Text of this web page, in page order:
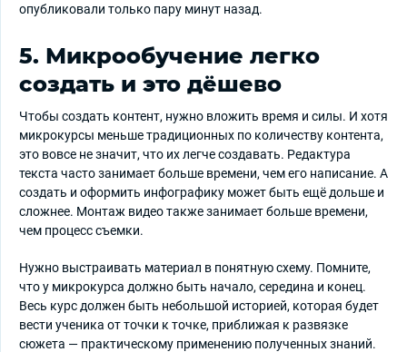
опубликовали только пару минут назад.
5. Микрообучение легко
создать и это дёшево
Чтобы создать контент, нужно вложить время и силы. И хотя
микрокурсы меньше традиционных по количеству контента,
это вовсе не значит, что их легче создавать. Редактура
текста часто занимает больше времени, чем его написание. А
создать и оформить инфографику может быть ещё дольше и
сложнее. Монтаж видео также занимает больше времени,
чем процесс съемки.
Нужно выстраивать материал в понятную схему. Помните,
что у микрокурса должно быть начало, середина и конец.
Весь курс должен быть небольшой историей, которая будет
вести ученика от точки к точке, приближая к развязке
сюжета — практическому применению полученных знаний.